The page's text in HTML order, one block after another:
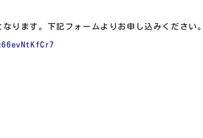
ります。下記フォームよりお申し込みください。